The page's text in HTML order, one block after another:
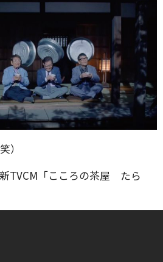
）
TVCM「こころの茶屋 たら